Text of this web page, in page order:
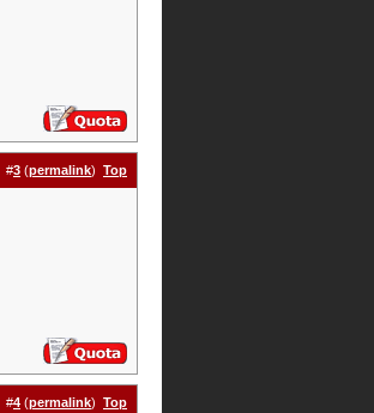
#3 (permalink) Top
#4 (permalink) Top